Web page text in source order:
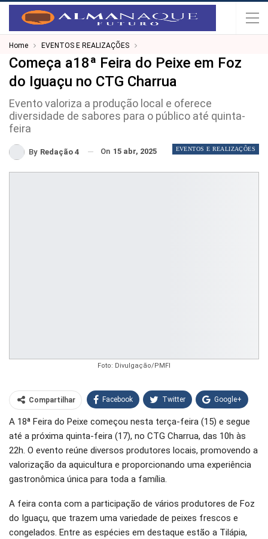
Home EVENTOS E REALIZAÇÕES
Começa a18ª Feira do Peixe em Foz
do Iguaçu no CTG Charrua
Evento valoriza a produção local e oferece
diversidade de sabores para o público até quinta-
feira
EVENTOS E REALIZAÇÕES
By Redação 4 On 15 abr, 2025
Foto: Divulgação/PMFI
Compartilhar Facebook Twitter Google+
WhatsApp Pinterest
O email
A 18ª Feira do Peixe começou nesta terça-feira (15) e segue
até a próxima quinta-feira (17), no CTG Charrua, das 10h às
22h. O evento reúne diversos produtores locais, promovendo a
valorização da aquicultura e proporcionando uma experiência
gastronômica única para toda a família.
A feira conta com a participação de vários produtores de Foz
do Iguaçu, que trazem uma variedade de peixes frescos e
congelados. Entre as espécies em destaque estão a Tilápia,